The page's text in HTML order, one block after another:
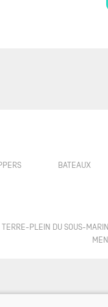
BATEAUX
TERRE-PLEIN DU SOUS-